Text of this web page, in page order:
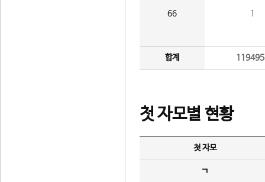
66 1
합계
첫 자모별 현황
첫 자모
ㄱ